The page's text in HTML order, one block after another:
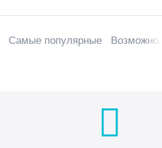
Самые популярные Возможно,